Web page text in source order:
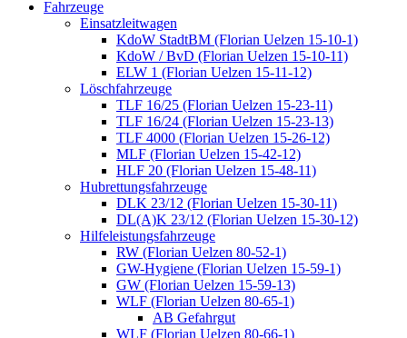
Fahrzeuge
Einsatzleitwagen
KdoW StadtBM (Florian Uelzen 15-10-1)
KdoW / BvD (Florian Uelzen 15-10-11)
ELW 1 (Florian Uelzen 15-11-12)
Löschfahrzeuge
TLF 16/25 (Florian Uelzen 15-23-11)
TLF 16/24 (Florian Uelzen 15-23-13)
TLF 4000 (Florian Uelzen 15-26-12)
MLF (Florian Uelzen 15-42-12)
HLF 20 (Florian Uelzen 15-48-11)
Hubrettungsfahrzeuge
DLK 23/12 (Florian Uelzen 15-30-11)
DL(A)K 23/12 (Florian Uelzen 15-30-12)
Hilfeleistungsfahrzeuge
RW (Florian Uelzen 80-52-1)
GW-Hygiene (Florian Uelzen 15-59-1)
GW (Florian Uelzen 15-59-13)
WLF (Florian Uelzen 80-65-1)
AB Gefahrgut
WLF (Florian Uelzen 80-66-1)